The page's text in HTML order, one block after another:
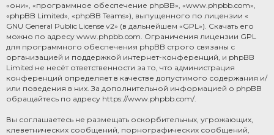
«они», «программное обеспечение phpBB», «www.phpbb.com»,
«phpBB Limited», «phpBB Teams»), выпущенного по лицензии «
GNU General Public License v2» (в дальнейшем «GPL»). Скачать его
можно по адресу www.phpbb.com. Ограничения лицензии GPL
для программного обеспечения phpBB строго связаны с
организацией и поддержкой интернет-конференций, и phpBB
Limited не несёт ответственности за то, что администрация
конференций определяет в качестве допустимого содержания и/
или поведения в них. За дополнительной информацией о phpBB
обращайтесь по адресу https://www.phpbb.com/.
Вы соглашаетесь не размещать оскорбительных, угрожающих,
клеветнических сообщений, порнографических сообщений,